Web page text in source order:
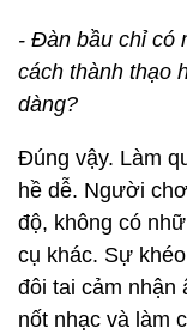
- Đàn bầu chỉ có
cách thành thạo
dàng?
Đúng vậy. Làm
hề dễ. Người
độ, không có
cụ khác. Sự
đôi tai cảm nhận
nốt nhạc và làm